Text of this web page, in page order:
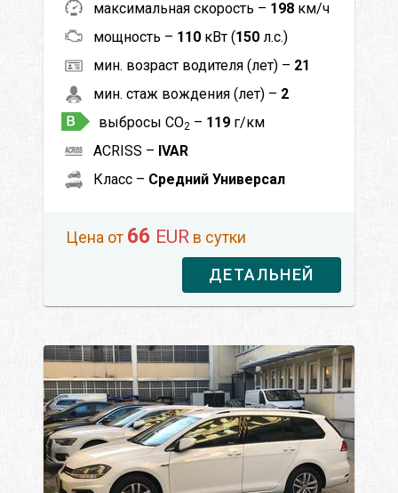
максимальная скорость – 198 км/ч
мощность – 110 кВт (150 л.с.)
мин. возраст водителя (лет) – 21
мин. стаж вождения (лет) – 2
выбросы CO2 – 119 г/км
ACRISS – IVAR
Класс – Средний Универсал
Цена от 66 EUR в сутки
ДЕТАЛЬНЕЙ